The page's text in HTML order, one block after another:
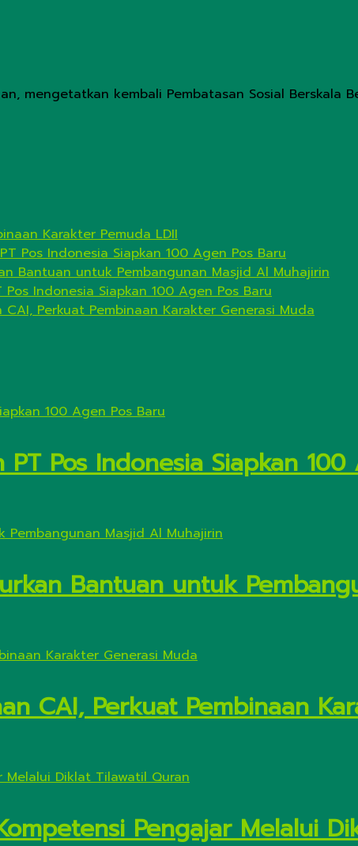
mengetatkan kembali Pembatasan Sosial Berskala
Karakter Pemuda LDII
Pos Indonesia Siapkan 100 Agen Pos Baru
Bantuan untuk Pembangunan Masjid Al Muhajirin
Indonesia Siapkan 100 Agen Pos Baru
CAI, Perkuat Pembinaan Karakter Generasi Muda
Pos Indonesia Siapkan
Bantuan untuk
CAI, Perkuat Pembinaan
Pengajar Melalui